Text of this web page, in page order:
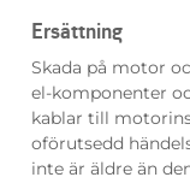
Ersättning
Skada på motor
el-komponenter
kablar till
oförutsedd
inte är äldre än